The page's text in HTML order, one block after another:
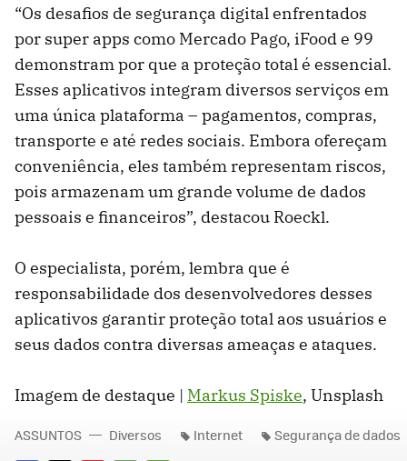
“Os desafios de segurança digital enfrentados
por super apps como Mercado Pago, iFood e 99
demonstram por que a proteção total é essencial.
Esses aplicativos integram diversos serviços em
uma única plataforma – pagamentos, compras,
transporte e até redes sociais. Embora ofereçam
conveniência, eles também representam riscos,
pois armazenam um grande volume de dados
pessoais e financeiros”, destacou Roeckl.
O especialista, porém, lembra que é
responsabilidade dos desenvolvedores desses
aplicativos garantir proteção total aos usuários e
seus dados contra diversas ameaças e ataques.
Imagem de destaque | Markus Spiske, Unsplash
ASSUNTOS Diversos Internet Segurança de dados